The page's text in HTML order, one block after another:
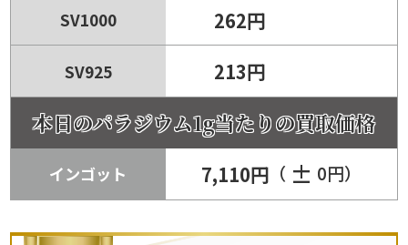
SV1000 262円
SV925 213円
本日のパラジウム1g当たりの買取価格
インゴット 7,110円（ ± 0円）